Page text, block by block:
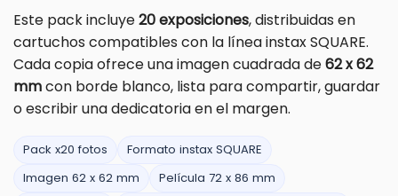
Este pack incluye20 exposiciones, distribuidas en
cartuchos compatibles con la línea instax SQUARE.
Cada copia ofrece una imagen cuadrada de62 x 62
mmcon borde blanco, lista para compartir, guardar
o escribir una dedicatoria en el margen.
Pack x20 fotos
Formato instax SQUARE
Imagen 62 x 62 mm
Película 72 x 86 mm